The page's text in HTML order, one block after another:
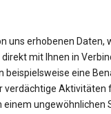
uns erhobenen Daten,
mit Ihnen in
beispielsweise eine
verdächtige Aktivitäten
einem ungewöhnlichen